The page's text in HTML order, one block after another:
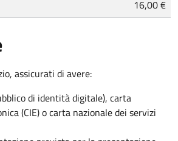
16,00 €
assicurati di avere:
di identità digitale), carta
(CIE) o carta nazionale dei servizi